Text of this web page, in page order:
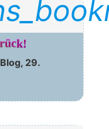
29.